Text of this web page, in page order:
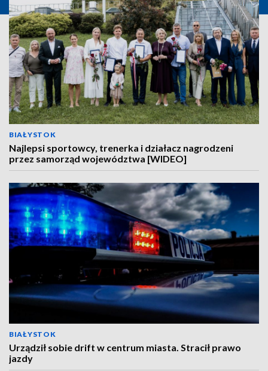
BIAŁYSTOK
Najlepsi sportowcy, trenerka i działacz nagrodzeni
przez samorząd województwa [WIDEO]
BIAŁYSTOK
Urządził sobie drift w centrum miasta. Stracił prawo
jazdy